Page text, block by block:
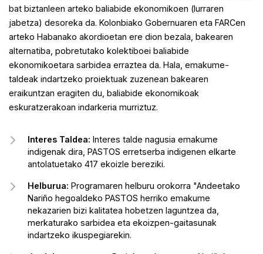
bat biztanleen arteko baliabide ekonomikoen (lurraren
jabetza) desoreka da. Kolonbiako Gobernuaren eta FARCen
arteko Habanako akordioetan ere dion bezala, bakearen
alternatiba, pobretutako kolektiboei baliabide
ekonomikoetara sarbidea erraztea da. Hala, emakume-
taldeak indartzeko proiektuak zuzenean bakearen
eraikuntzan eragiten du, baliabide ekonomikoak
eskuratzerakoan indarkeria murriztuz.
Interes Taldea: Interes talde nagusia emakume
indigenak dira, PASTOS erretserba indigenen elkarte
antolatuetako 417 ekoizle bereziki.
Helburua: Programaren helburu orokorra "Andeetako
Nariño hegoaldeko PASTOS herriko emakume
nekazarien bizi kalitatea hobetzen laguntzea da,
merkaturako sarbidea eta ekoizpen-gaitasunak
indartzeko ikuspegiarekin.